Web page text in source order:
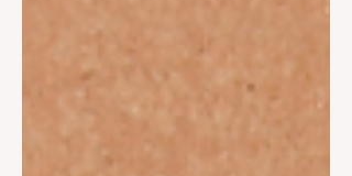
텐츠 가 필요합니다. 여성유흥알바 이 글
에서는 여성 유흥알바란 무엇인지 , 종류
와 수입 구조 , 선택 시 주의사항 까지 체
계적으로 정리해, 구글과 네이버 모두에
노출될 수 있는 구조로 작성했습니다. 여
성 유흥알바란 무엇인가? 여성 유흥알